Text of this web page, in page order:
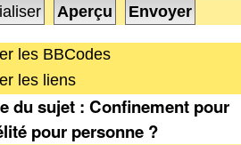
les BBCodes
les liens
du sujet : Confinement pour
pour personne ?